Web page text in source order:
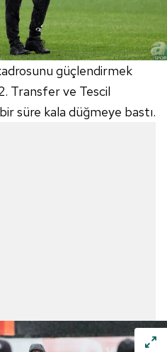
güçlendirmek
Transfer ve Tescil
süre kala düğmeye bastı.